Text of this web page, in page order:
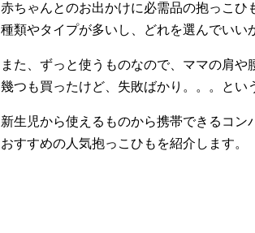
赤ちゃんとのお出かけに必需品の抱っこひ
種類やタイプが多いし、どれを選んでいい
また、ずっと使うものなので、ママの肩や
幾つも買ったけど、失敗ばかり。。。とい
新生児から使えるものから携帯できるコン
おすすめの人気抱っこひもを紹介します。